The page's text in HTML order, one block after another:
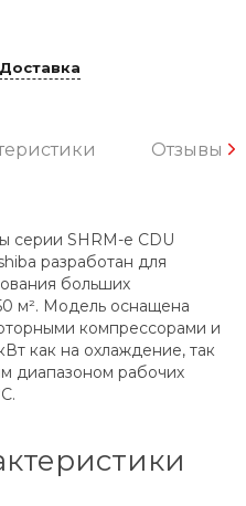
Доставка
Отзывы
серии SHRM-e CDU
разработан для
больших
м². Модель оснащена
компрессорами и
как на охлаждение, так
диапазоном рабочих